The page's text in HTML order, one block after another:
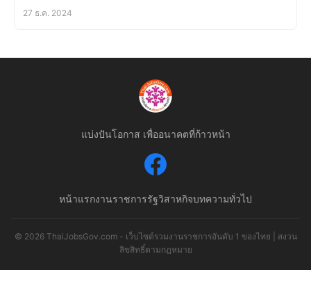
27 ธ.ค. 2024
แบ่งปันโอกาส เพื่ออนาคตที่ก้าวหน้า
หน้าแรกงานราชการรัฐวิสาหกิจบทความทั่วไป
© 2026 ThaiJobsGov.com - เว็บไซต์รวมงานราชการอันดับ 1 ของไทย | สงวน
ลิขสิทธิ์ตามกฎหมาย